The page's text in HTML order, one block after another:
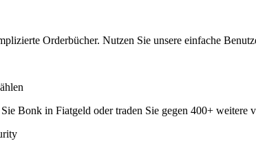
Orderbücher. Nutzen Sie unsere einfache
Bonk in Fiatgeld oder traden Sie gegen 400+ weitere